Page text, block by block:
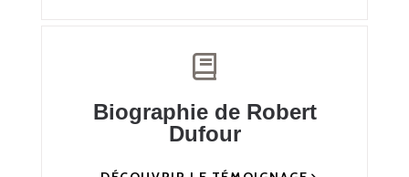
Biographie de Robert
Dufour